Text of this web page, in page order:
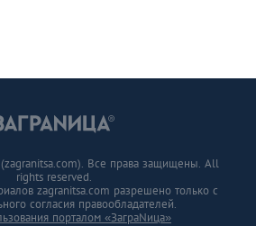
Все права защищены. All
rights reserved.
zagranitsa.com разрешено только с
согласия правообладателей.
порталом «ЗаграNица»